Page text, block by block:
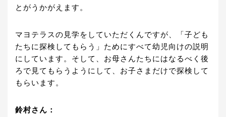
とがうかがえます。
マヨテラスの見学をしていただくんですが、「子ども
たちに探検してもらう」ためにすべて幼児向けの説明
にしています。そして、お母さんたちにはなるべく後
ろで見てもらうようにして、お子さまだけで探検して
もらいます。
鈴村さん：